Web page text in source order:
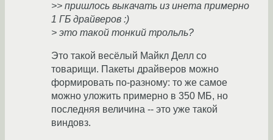
>> пришлось выкачать из инета примерно
1 ГБ драйверов :)
> это такой тонкий трольль?
Это такой весёлый Майкл Делл со
товарищи. Пакеты драйверов можно
формировать по-разному: то же самое
можно уложить примерно в 350 МБ, но
последняя величина -- это уже такой
виндовз.